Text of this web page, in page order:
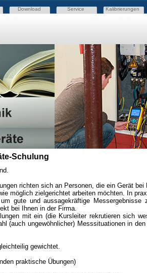
Download Service Kalibrierungen
Schulung
richten sich an Personen, die ein Gerät bei
möglich zielgerichtet arbeiten möchten. In
gute und aussagekräftige Messergebnisse
bei Ihnen in der Firma.
mit ein (die Kursleiter rekrutieren sich
(auch ungewöhnlicher) Messsituationen in
gewichtet.
praktische Übungen)